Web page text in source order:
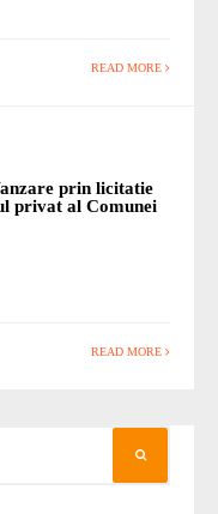
READ MORE
prin licitatie
privat al Comunei
READ MORE